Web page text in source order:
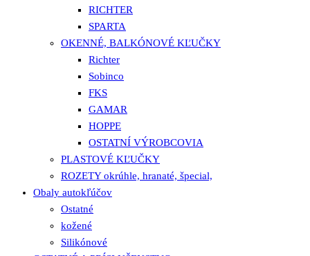
RICHTER
SPARTA
OKENNÉ, BALKÓNOVÉ KĽUČKY
Richter
Sobinco
FKS
GAMAR
HOPPE
OSTATNÍ VÝROBCOVIA
PLASTOVÉ KĽUČKY
ROZETY okrúhle, hranaté, špecial,
Obaly autokľúčov
Ostatné
kožené
Silikónové